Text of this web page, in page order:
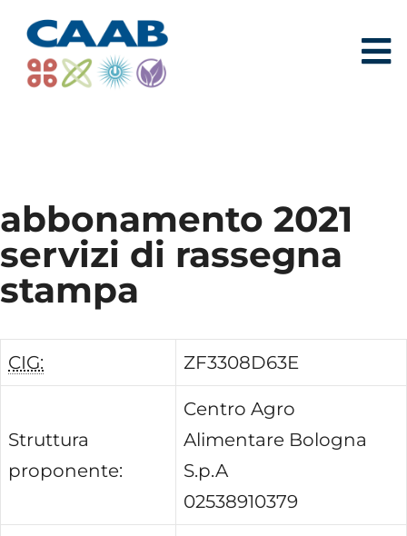
abbonamento 2021
servizi di rassegna
stampa
CIG: ZF3308D63E
Struttura
proponente:
Centro Agro
Alimentare Bologna
S.p.A
02538910379